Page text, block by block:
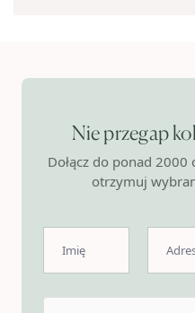
Nie przegap
Dołącz do ponad
otrzymuj